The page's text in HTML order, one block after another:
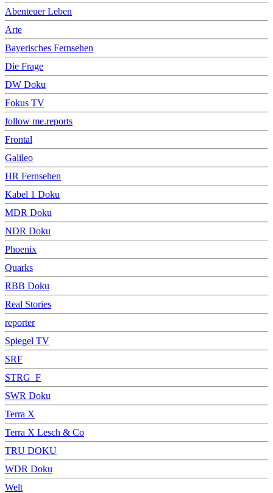
Abenteuer Leben
Arte
Bayerisches Fernsehen
Die Frage
DW Doku
Fokus TV
follow me.reports
Frontal
Galileo
HR Fernsehen
Kabel 1 Doku
MDR Doku
NDR Doku
Phoenix
Quarks
RBB Doku
Real Stories
reporter
Spiegel TV
SRF
STRG_F
SWR Doku
Terra X
Terra X Lesch & Co
TRU DOKU
WDR Doku
Welt